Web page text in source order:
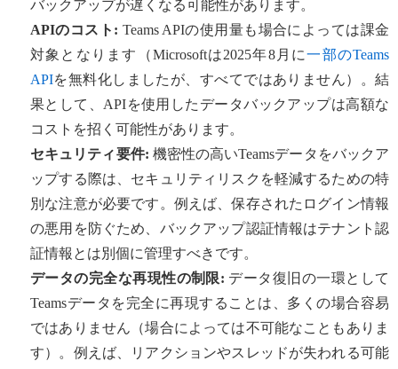
バックアップが遅くなる可能性があります。
APIのコスト: Teams APIの使用量も場合によっては課金
対象となります（Microsoftは2025年8月に一部のTeams
APIを無料化しましたが、すべてではありません）。結
果として、APIを使用したデータバックアップは高額な
コストを招く可能性があります。
セキュリティ要件: 機密性の高いTeamsデータをバックア
ップする際は、セキュリティリスクを軽減するための特
別な注意が必要です。例えば、保存されたログイン情報
の悪用を防ぐため、バックアップ認証情報はテナント認
証情報とは別個に管理すべきです。
データの完全な再現性の制限: データ復旧の一環として
Teamsデータを完全に再現することは、多くの場合容易
ではありません（場合によっては不可能なこともありま
す）。例えば、リアクションやスレッドが失われる可能